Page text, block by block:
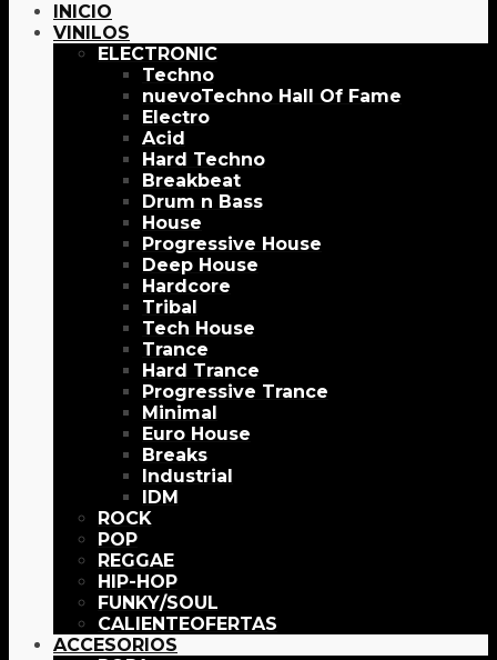
INICIO
VINILOS
ELECTRONIC
Techno
Techno Hall Of Fame
Electro
Acid
Hard Techno
Breakbeat
Drum n Bass
House
Progressive House
Deep House
Hardcore
Tribal
Tech House
Trance
Hard Trance
Progressive Trance
Minimal
Euro House
Breaks
Industrial
IDM
ROCK
POP
REGGAE
HIP-HOP
FUNKY/SOUL
OFERTAS
ACCESORIOS